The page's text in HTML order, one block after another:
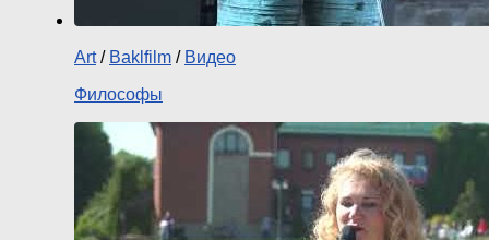
Art/ Baklfilm / Видео
Философы